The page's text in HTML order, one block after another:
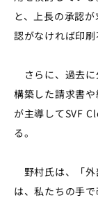
と、上長の承認
認がなければ印刷
さらに、過去に
構築した請求書
が主導してSVF
る。
野村氏は、「外
は、私たちの手